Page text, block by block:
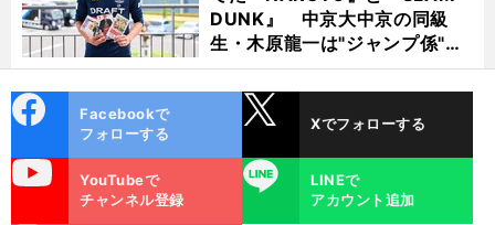
DUNK』 中京大中京の同級
生・木原龍一は"ジャンプ係"だ
った
ok
Facebookで
フォローする
Xでフォローする
YouTubeで
チャンネル登録
LINE
LINEで
アカウント追加